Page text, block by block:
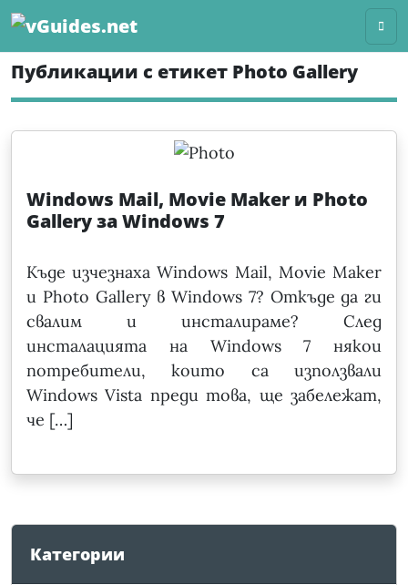
Skip
content
Публикации с етикет Photo Gallery
Windows Mail, Movie Maker и Photo
Gallery за Windows 7
Къде изчезнаха Windows Mail, Movie Maker
и Photo Gallery в Windows 7? Откъде да ги
свалим и инсталираме? След
инсталацията на Windows 7 някои
потребители, които са използвали
Windows Vista преди това, ще забележат,
че […]
Категории